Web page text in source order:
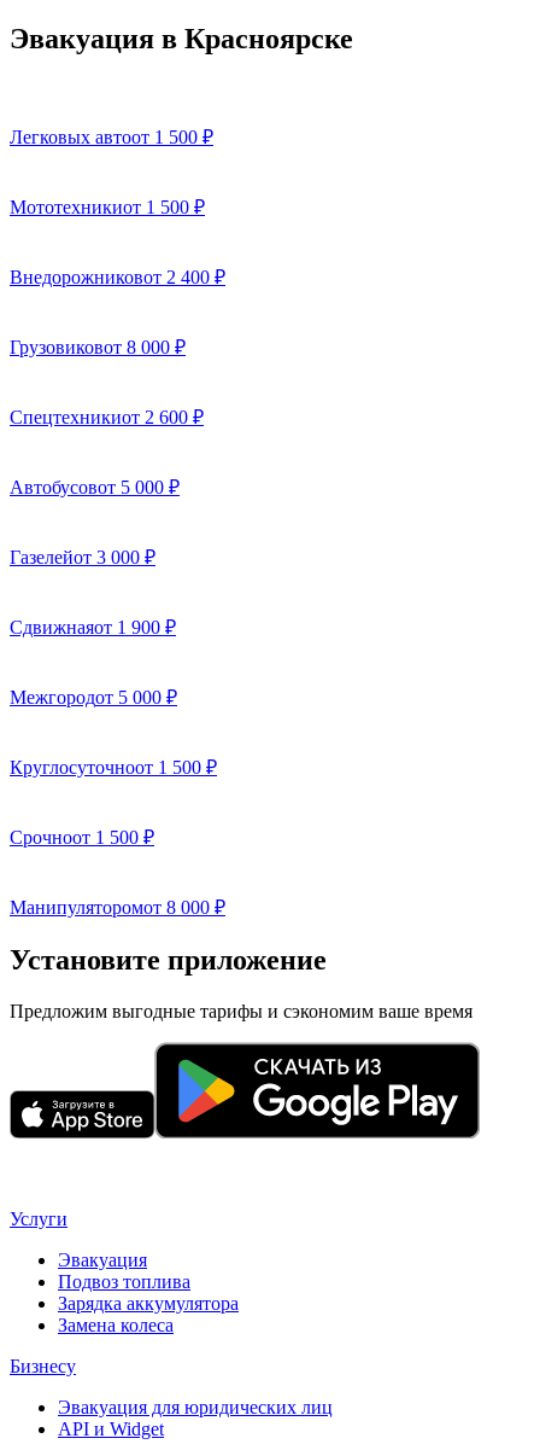
Эвакуация в Красноярске
Легковых автоот 1 500 ₽
Мототехникиот 1 500 ₽
Внедорожниковот 2 400 ₽
Грузовиковот 8 000 ₽
Спецтехникиот 2 600 ₽
Автобусовот 5 000 ₽
Газелейот 3 000 ₽
Сдвижнаяот 1 900 ₽
Межгородот 5 000 ₽
Круглосуточноот 1 500 ₽
Срочноот 1 500 ₽
Манипуляторомот 8 000 ₽
Установите приложение
Предложим выгодные тарифы и сэкономим ваше время
Услуги
Эвакуация
Подвоз топлива
Зарядка аккумулятора
Замена колеса
Бизнесу
Эвакуация для юридических лиц
API и Widget